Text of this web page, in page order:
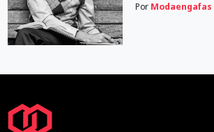
Por Modaengafas